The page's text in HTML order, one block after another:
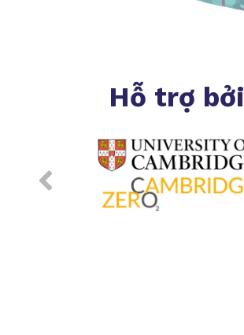
Hỗ trợ bởi